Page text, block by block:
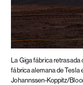
La Giga fábrica retrasada
fábrica alemana de Tesla
Johannssen-Koppitz/